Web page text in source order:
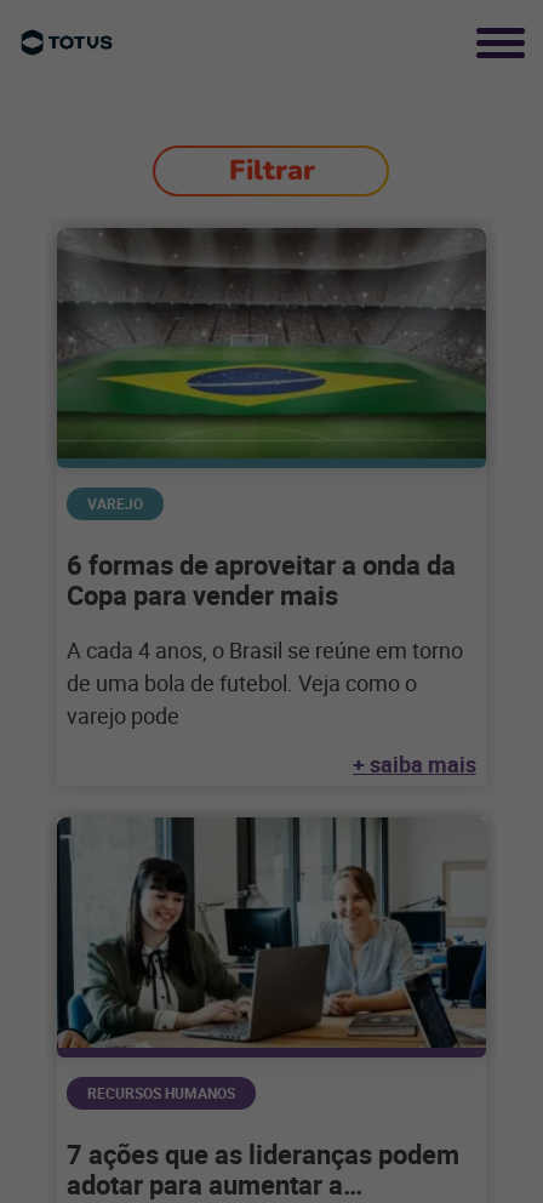
Filtrar
VAREJO
6 formas de aproveitar a onda da
Copa para vender mais
A cada 4 anos, o Brasil se reúne em torno
de uma bola de futebol. Veja como o
varejo pode
+ saiba mais
RECURSOS HUMANOS
7 ações que as lideranças podem
adotar para aumentar a